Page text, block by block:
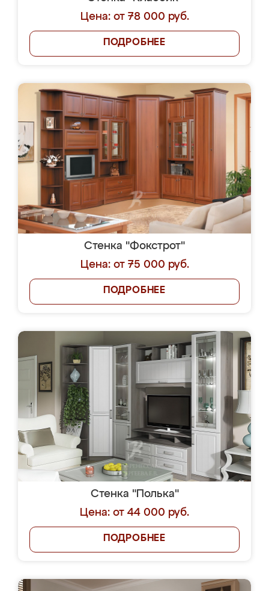
Цена: от 78 000 руб.
ПОДРОБНЕЕ
Стенка "Фокстрот"
Цена: от 75 000 руб.
ПОДРОБНЕЕ
Стенка "Полька"
Цена: от 44 000 руб.
ПОДРОБНЕЕ